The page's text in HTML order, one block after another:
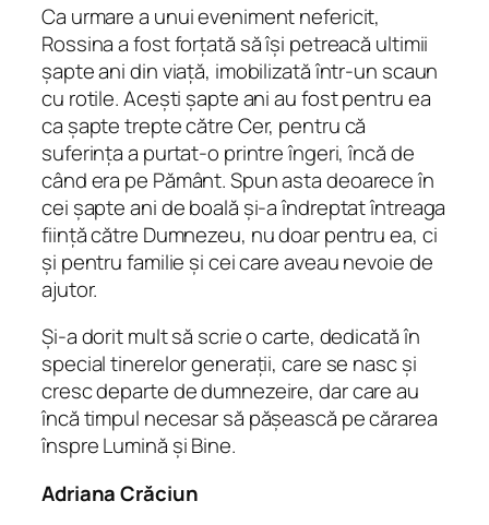
Ca urmare a unui eveniment nefericit,
Rossina a fost forţată să îşi petreacă ultimii
şapte ani din viaţă, imobilizată într-un scaun
cu rotile. Aceşti şapte ani au fost pentru ea
ca şapte trepte către Cer, pentru că
suferinţa a purtat-o printre îngeri, încă de
când era pe Pământ. Spun asta deoarece în
cei şapte ani de boală şi-a îndreptat întreaga
fiinţă către Dumnezeu, nu doar pentru ea, ci
şi pentru familie şi cei care aveau nevoie de
ajutor.
Şi-a dorit mult să scrie o carte, dedicată în
special tinerelor generaţii, care se nasc şi
cresc departe de dumnezeire, dar care au
încă timpul necesar să păşească pe cărarea
înspre Lumină şi Bine.
Adriana Crăciun